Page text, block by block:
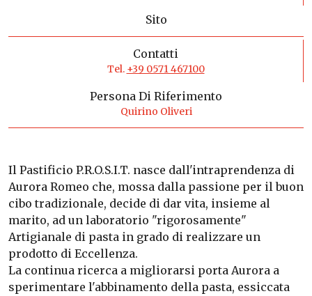
Sito
Contatti
Tel. +39 0571 467100
Persona Di Riferimento
Quirino Oliveri
Il Pastificio P.R.O.S.I.T. nasce dall'intraprendenza di
Aurora Romeo che, mossa dalla passione per il buon
cibo tradizionale, decide di dar vita, insieme al
marito, ad un laboratorio "rigorosamente"
Artigianale di pasta in grado di realizzare un
prodotto di Eccellenza.
La continua ricerca a migliorarsi porta Aurora a
sperimentare l'abbinamento della pasta, essiccata